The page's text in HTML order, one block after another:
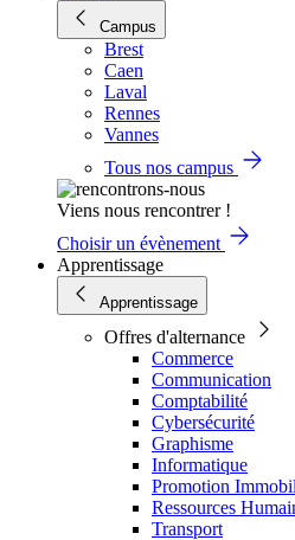
Campus
Brest
Caen
Laval
Rennes
Vannes
Tous nos campus
Viens nous rencontrer !
Choisir un évènement
Apprentissage
Apprentissage
Offres d'alternance
Commerce
Communication
Comptabilité
Cybersécurité
Graphisme
Informatique
Promotion
Ressources
Transport